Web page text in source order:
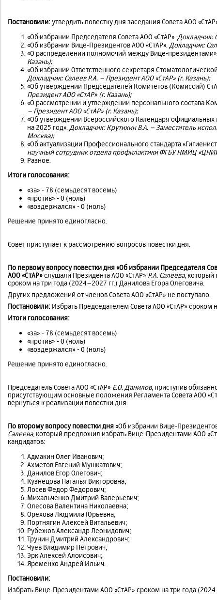
Постановили:утвердить повестку дня заседания Совета АОО
«Об избрании Председателя Совета АОО «СтАР». Докладчик:
«Об избрании Вице-Президентов АОО «СтАР». Докладчик:
«О распределении полномочий между Вице-
Казань);
«Об избрании Ответственного секретаря
Докладчик: Салеев Р.А. – Президент АОО «СтАР» (г. Казань);
«Об утверждении Председателей Комитетов (Комиссий)
Президент АОО «СтАР» (г. Казань);
«О рассмотрении и утверждении персонального состава
– Президент АОО «СтАР» (г. Казань);
«Об утверждении Всероссийского Календаря
на 2025 год». Докладчик: Крутихин В.А. – Заместитель
Москва);
«Об актуализации Профессионального стандарта
научный сотрудник отдела профилактики ФГБУ НМИЦ
Разное.
Итоги голосования:
«за» - 78 (семьдесят восемь)
«против» - 0 (ноль)
«воздержался» - 0 (ноль)
Решение принято единогласно.
Совет приступает к рассмотрению вопросов повестки дня.
По первому вопросу повестки дня «Об избрании Председателя
АОО «СтАР»слушали Президента АОО «СтАР» Р.А. Салеева, который
сроком на три года (2024–2027 гг.) Данилова Егора Олеговича.
Других предложений от членов Совета АОО «СтАР» не поступало.
Постановили: Избрать Председателем Совета АОО «СтАР» сроком
Итоги голосования:
«за» - 78 (семьдесят восемь)
«против» - 0 (ноль)
«воздержался» - 0 (ноль)
Решение принято единогласно.
Председатель Совета АОО «СтАР» Е.О. Данилов, приступив
присутствующим основные положения Регламента Совета АОО
вернуться к реализации повестки дня.
По второму вопросу повестки дня «Об избрании Вице-
Салеева, который предложил избрать Вице-Президентами АОО
кандидатов:
Адмакин Олег Иванович;
Ахметов Евгений Мушкатович;
Данилов Егор Олегович;
Кузнецова Наталья Викторовна;
Лосев Федор Федорович;
Михальченко Дмитрий Валерьевич;
Олесова Валентина Николаевна;
Орехова Людмила Юрьевна;
Портнягин Алексей Витальевич;
Рубежов Александр Леонидович;
Трунин Дмитрий Александрович;
Чуев Владимир Петрович;
Эрк Алексей Алоисович;
Яременко Андрей Ильич.
Постановили:
Избрать Вице-Президентами АОО «СтАР» сроком на три года